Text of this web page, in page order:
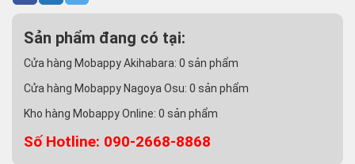
Sản phẩm đang có tại:
Cửa hàng Mobappy Akihabara: 0 sản phẩm
Cửa hàng Mobappy Nagoya Osu: 0 sản phẩm
Kho hàng Mobappy Online: 0 sản phẩm
Số Hotline: 090-2668-8868